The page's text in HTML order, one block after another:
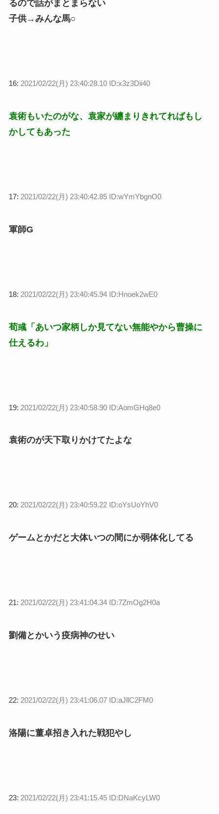
るので話がまとまらない
子供→みんな馬○
16: 2021/02/22(月) 23:40:28.10 ID:x3z3Dii40
袁術もいたのがな、袁家が纏まりきれてればもし
かしてもあった
17: 2021/02/22(月) 23:40:42.85 ID:wYmYbgnO0
軍師G
18: 2021/02/22(月) 23:40:45.94 ID:Hnoek2wE0
荀彧「あいつ家柄しか見てない無能やから曹操に
仕えるわ」
19: 2021/02/22(月) 23:40:58.90 ID:AomGHq8e0
袁術のが天下取りかけてたよな
20: 2021/02/22(月) 23:40:59.22 ID:oYsUoYhV0
ゲームとかだと大体いつの間にか弱体化してる
21: 2021/02/22(月) 23:41:04.34 ID:7ZmOg2H0a
劉備とかいう疫病神のせい
22: 2021/02/22(月) 23:41:06.07 ID:aJllC2FM0
洛陽に董卓招き入れた戦犯やし
23: 2021/02/22(月) 23:41:15.45 ID:DNaKcyLW0